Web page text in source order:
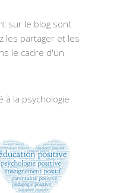
sur le blog sont
les partager et les
le cadre d'un
à la psychologie